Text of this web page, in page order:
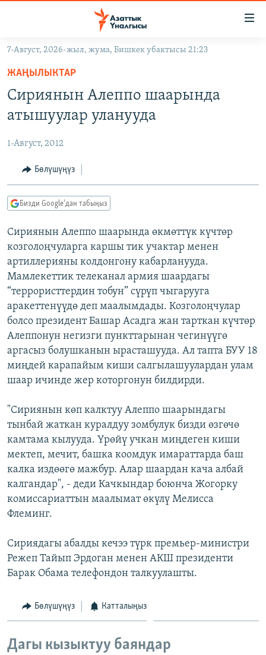
Навигацияга
өтүңүз
Издөөгө
салыңызКЫРГЫЗСТАН
ЭКОНОМИКА
МАДАНИЯТ
ДҮЙНӨ
БОРБОР АЗИЯ
УКРАИНА
АТАЙЫН ИЛИКТӨӨ
ТВ ПРОГРАММАЛАР
ЭКСПЕРТТЕР ТАЛДАЙТ
БИЗ ЖАНА ДҮЙНӨ
ЭЖЕ-СИҢДИЛЕР
АЗАТТЫК+
ЫҢГАЙСЫЗ СУРООЛОР
ӨЗГӨЧӨ ПИКИР
Русский
ОНЛАЙН ШЕРИНЕ
ЭЕ/АРнун бардык сайттары
7-Август, 2026-жыл, жума, Бишкек убактысы 21:23
ЖАҢЫЛЫКТАР
Сириянын Алеппо шаарында
атышуулар уланууда
1-Август, 2012
Бөлүшүңүз
Бизди Google'дан табыңыз
Сириянын Алеппо шаарында өкмөттүк күчтөр
козголоңчуларга каршы тик учактар менен
артиллерияны колдонгону кабарланууда.
Мамлекеттик телеканал армия шаардагы
“террористтердин тобун” сүрүп чыгарууга
аракеттенүүдө деп маалымдады. Козголоңчулар
болсо президент Башар Асадга жан тарткан күчтөр
Алеппонун негизги пункттарынан чегинүүгө
аргасыз болушканын ырасташууда. Ал тапта БУУ 18
миңдей карапайым киши салгылашуулардан улам
шаар ичинде жер которгонун билдирди.
"Сириянын көп калктуу Алеппо шаарындагы
тынбай жаткан куралдуу зомбулук бизди өзгөчө
камтама кылууда. Үрөйү учкан миңдеген киши
мектеп, мечит, башка коомдук имараттарда баш
калка издөөгө мажбур. Алар шаардан кача албай
калгандар", - деди Качкындар боюнча Жогорку
комиссариаттын маалымат өкүлү Мелисса
Флеминг.
Сириядагы абалды кечээ түрк премьер-министри
Режеп Тайып Эрдоган менен АКШ президенти
Барак Обама телефондон талкуулашты.
Бөлүшүңүз Катталыңыз
Дагы кызыктуу баяндар